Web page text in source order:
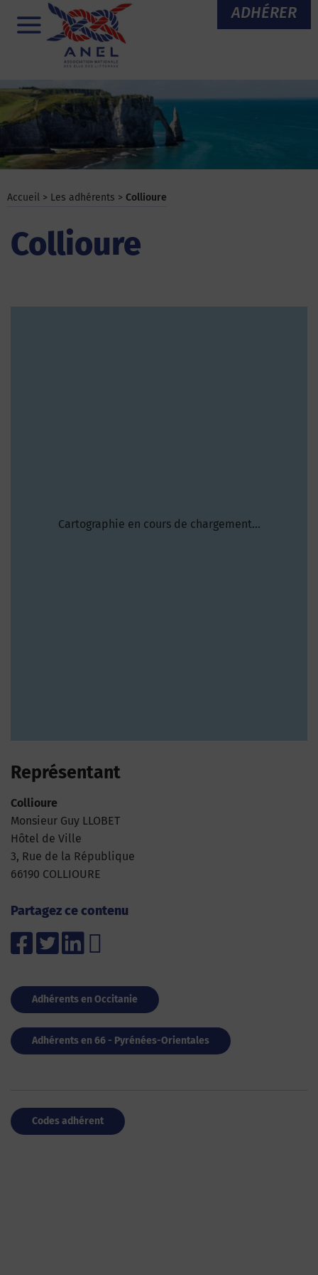
ADHÉRER
Menu
Accueil > Les adhérents > Collioure
Collioure
Cartographie en cours de chargement...
Représentant
Collioure
Monsieur Guy LLOBET
Hôtel de Ville
3, Rue de la République
66190 COLLIOURE
Partagez ce contenu
Adhérents en Occitanie
Adhérents en 66 - Pyrénées-Orientales
Codes adhérent